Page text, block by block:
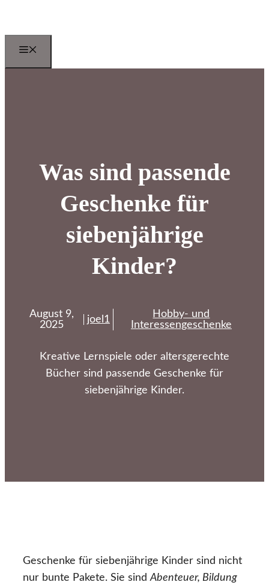
springen
Was sind passende
Geschenke für
siebenjährige
Kinder?
August 9,
2025
joel1
Hobby- und
Interessengeschenke
Kreative Lernspiele oder altersgerechte
Bücher sind passende Geschenke für
siebenjährige Kinder.
Geschenke für siebenjährige Kinder sind nicht
nur bunte Pakete. Sie sind Abenteuer, Bildung